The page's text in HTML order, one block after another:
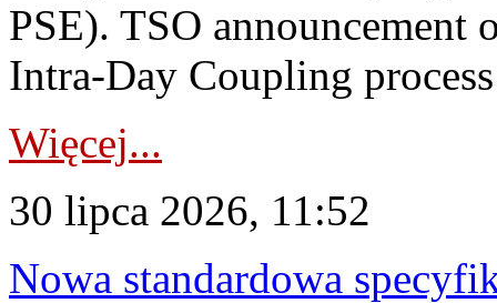
PSE). TSO announcement
Intra-Day Coupling
Więcej...
30 lipca 2026, 11:52
Nowa standardowa